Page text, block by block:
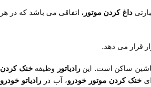
داغ کردن موتور ، اتفاقی می باشد که در هر
قرار می دهد.
ماشین ساکن است. اینرادیاتور وظیفهخنک کردن
خنک کردن موتور خودرو، آب در رادیاتو خودرو